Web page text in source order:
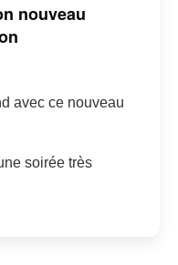
nouveau
avec ce nouveau
soirée très